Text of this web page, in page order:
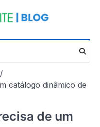
catálogo dinâmico de
de um